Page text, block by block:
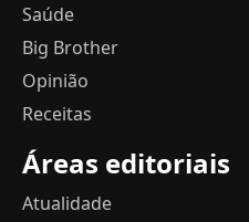
Saúde
Big Brother
Opinião
Receitas
Áreas editoriais
Atualidade